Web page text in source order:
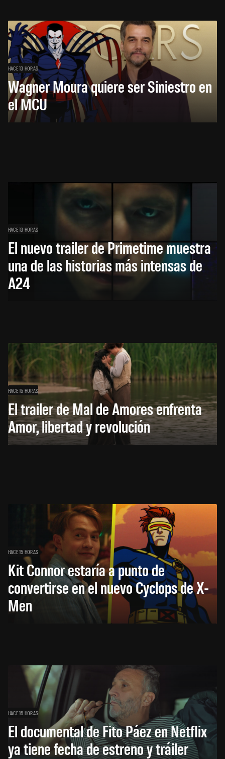
HACE 13 HORAS
Wagner Moura quiere ser Siniestro en
el MCU
HACE 13 HORAS
El nuevo trailer de Primetime muestra
una de las historias más intensas de
A24
HACE 15 HORAS
El trailer de Mal de Amores enfrenta
Amor, libertad y revolución
HACE 15 HORAS
Kit Connor estaría a punto de
convertirse en el nuevo Cyclops de X-
Men
HACE 16 HORAS
El documental de Fito Páez en Netflix
ya tiene fecha de estreno y tráiler